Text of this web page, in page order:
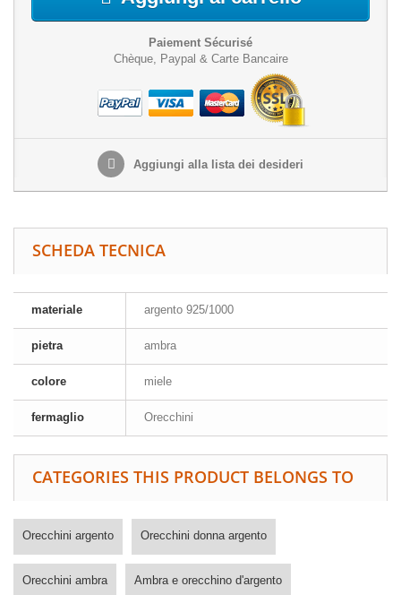
Paiement Sécurisé
Chèque, Paypal & Carte Bancaire
Aggiungi alla lista dei desideri
SCHEDA TECNICA
materiale argento 925/1000
pietra ambra
colore miele
fermaglio Orecchini
CATEGORIES THIS PRODUCT BELONGS TO
Orecchini argento Orecchini donna argento
Orecchini ambra Ambra e orecchino d'argento